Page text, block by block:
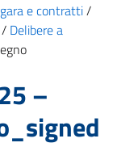
e contratti/
/ Delibere a
–